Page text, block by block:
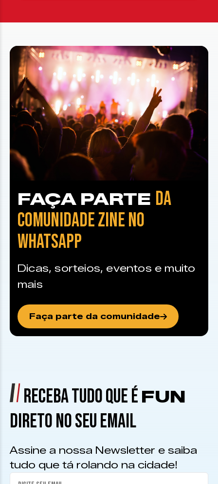
FAÇA PARTE DA
COMUNIDADE ZINE NO
WHATSAPP
Dicas, sorteios, eventos e muito
mais
Faça parte da comunidade
RECEBA TUDO QUE É FUN
DIRETO NO SEU EMAIL
Assine a nossa Newsletter e saiba
tudo que tá rolando na cidade!